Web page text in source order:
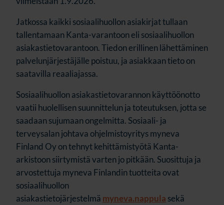
Jatkossa kaikki sosiaalihuollon asiakirjat tullaan
tallentamaan Kanta-varantoon eli sosiaalihuollon
asiakastietovarantoon. Tiedon erillinen lähettäminen
palvelunjärjestäjälle poistuu, ja asiakkaan tieto on
saatavilla reaaliajassa.
Sosiaalihuollon asiakastietovarannon käyttöönotto
vaatii huolellisen suunnittelun ja toteutuksen, jotta se
saadaan sujumaan ongelmitta. Sosiaali- ja
terveysalan johtava ohjelmistoyritysmyneva
Finland Oyon tehnyt kehittämistyötä Kanta-
arkistoon siirtymistä varten jo pitkään. Suosittuja ja
arvostettuja myneva Finlandin tuotteita ovat
sosiaalihuollon
asiakastietojärjestelmä myneva.nappula sekä